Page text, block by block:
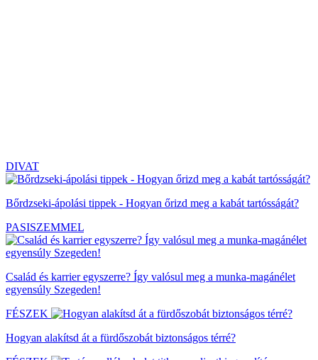
DIVAT
Bőrdzseki-ápolási tippek - Hogyan őrizd meg a kabát tartósságát?
PASISZEMMEL
Család és karrier egyszerre? Így valósul meg a munka-magánélet
egyensúly Szegeden!
FÉSZEK
Hogyan alakítsd át a fürdőszobát biztonságos térré?